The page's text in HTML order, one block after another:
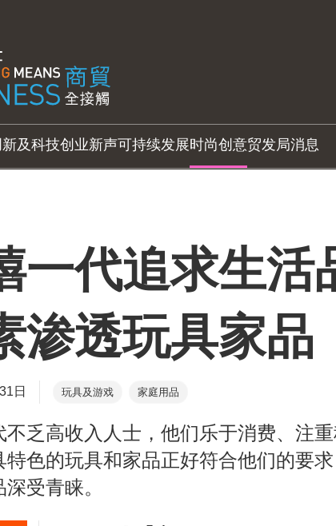
及科技创业新声可持续发展时尚创意贸发局消息
一代追求生活
渗透玩具家品
日 玩具及游戏 家庭用品
不乏高收入人士，他们乐于消费、注
特色的玩具和家品正好符合他们的要
受青睐。